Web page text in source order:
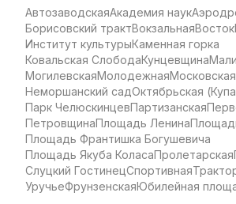
АвтозаводскаяАкадемия наук
Борисовский трактВокзальнаяВосток
Институт культурыКаменная горка
Ковальская СлободаКунцевщина
МогилевскаяМолодежнаяМосковская
Неморшанский садОктябрьская
Парк ЧелюскинцевПартизанская
ПетровщинаПлощадь Ленина
Площадь Франтишка Богушевича
Площадь Якуба КоласаПролетарская
Слуцкий ГостинецСпортивная
УручьеФрунзенскаяЮбилейная